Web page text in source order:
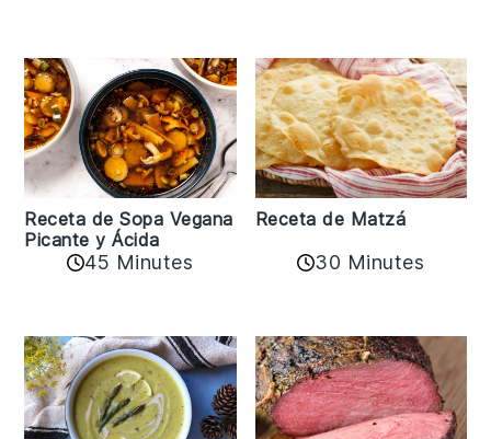
Receta de Sopa Vegana
Picante y Ácida
45 Minutes
Receta de Matzá
30 Minutes